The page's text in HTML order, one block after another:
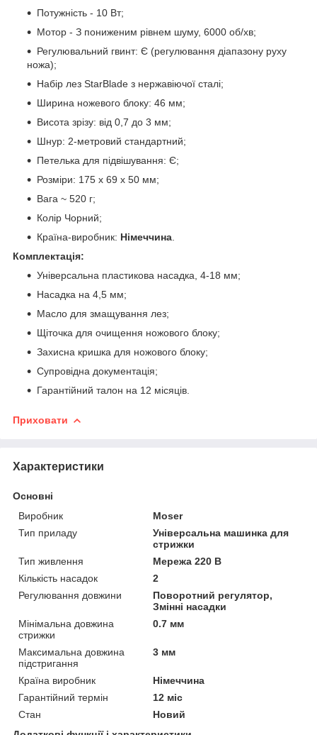
Потужність - 10 Вт;
Мотор - З пониженим рівнем шуму, 6000 об/хв;
Регулювальний гвинт: Є (регулювання діапазону руху
ножа);
Набір лез StarBlade з нержавіючої сталі;
Ширина ножевого блоку: 46 мм;
Висота зрізу: від 0,7 до 3 мм;
Шнур: 2-метровий стандартний;
Петелька для підвішування: Є;
Розміри: 175 х 69 х 50 мм;
Вага ~ 520 г;
Колір Чорний;
Країна-виробник: Німеччина
Комплектація:
Універсальна пластикова насадка, 4-18 мм;
Насадка на 4,5 мм;
Масло для змащування лез;
Щіточка для очищення ножового блоку;
Захисна кришка для ножового блоку;
Супровідна документація;
Гарантійний талон на 12 місяців.
Приховати
Характеристики
Основні
Виробник
Moser
Тип приладу
Універсальна машинка для
стрижки
Тип живлення
Мережа 220 В
Кількість насадок
2
Регулювання довжини
Поворотний регулятор,
Змінні насадки
Мінімальна довжина
стрижки
0.7 мм
Максимальна довжина
підстригання
3 мм
Країна виробник
Німеччина
Гарантійний термін
12 міс
Стан
Новий